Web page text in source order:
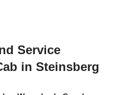
Service
in Steinsberg